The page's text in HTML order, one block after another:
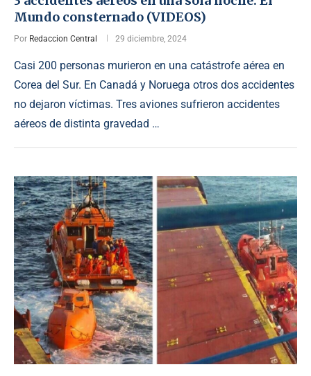
Mundo consternado (VIDEOS)
Por Redaccion Central 29 diciembre, 2024
Casi 200 personas murieron en una catástrofe aérea en
Corea del Sur. En Canadá y Noruega otros dos accidentes
no dejaron víctimas. Tres aviones sufrieron accidentes
aéreos de distinta gravedad …